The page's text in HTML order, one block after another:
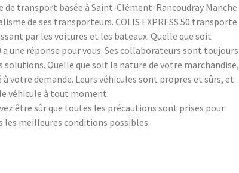
de transport basée à Saint-Clément-Rancoudray Manche
de ses transporteurs. COLIS EXPRESS 50 transporte
par les voitures et les bateaux. Quelle que soit
a une réponse pour vous. Ses collaborateurs sont toujours
solutions. Quelle que soit la nature de votre marchandise,
à votre demande. Leurs véhicules sont propres et sûrs, et
véhicule à tout moment.
être sûr que toutes les précautions sont prises pour
les meilleures conditions possibles.